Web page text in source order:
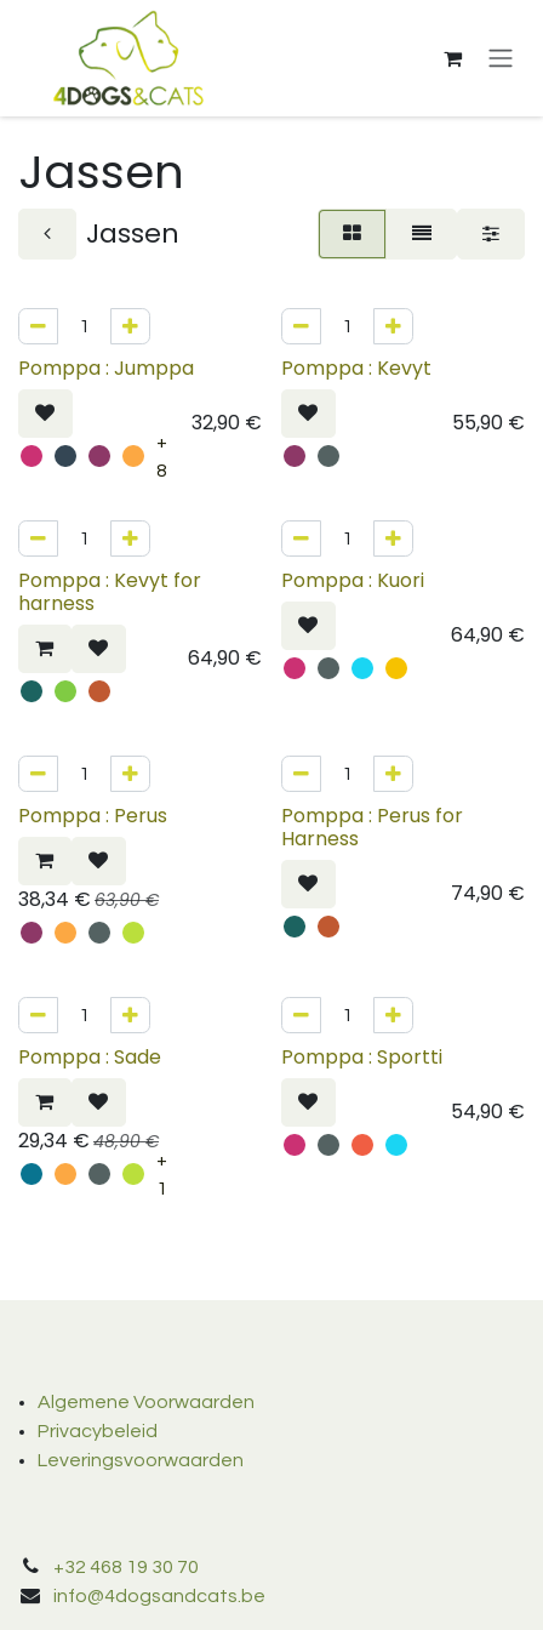
Overslaan naar inhoud
Jassen
Jassen
Pomppa : Jumppa
32,90€
+
8
Pomppa : Kevyt
55,90€
Pomppa : Kevyt for
harness
64,90€
Pomppa : Kuori
64,90€
40%
Pomppa : Perus
38,34 € 63,90€
Pomppa : Perus for
Harness
74,90€
40%
Pomppa : Sade
29,34 € 48,90€
+
1
Pomppa : Sportti
54,90€
Algemene Voorwaarden
Privacybeleid
Leveringsvoorwaarden
+32 468 19 30 70
info@4dogsandcats.be